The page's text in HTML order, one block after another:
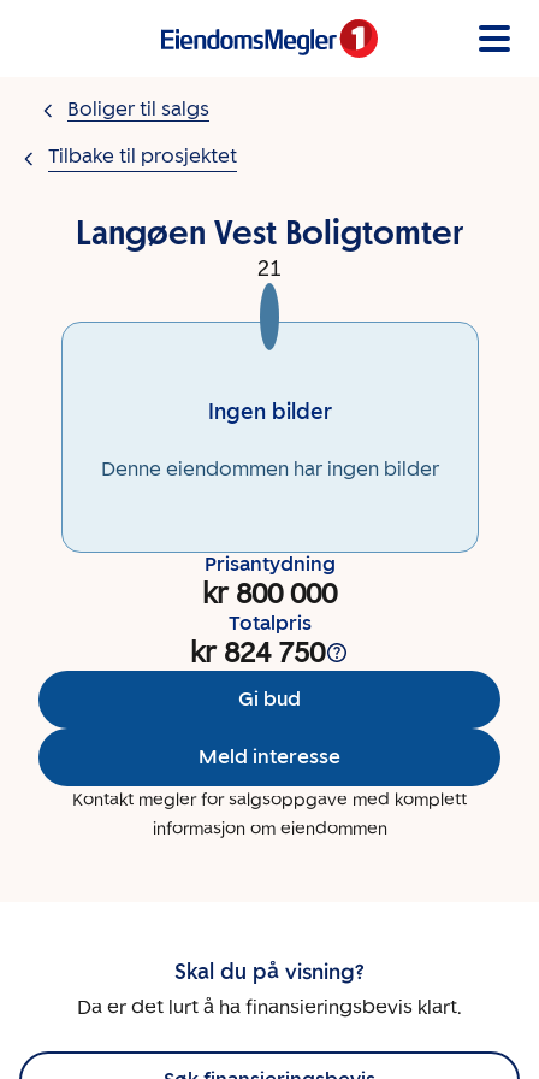
Boliger til salgs
Tilbake til prosjektet
Langøen Vest Boligtomter
21
Ingen bilder
Denne eiendommen har ingen bilder
Prisantydning
kr 800 000
Totalpris
kr 824 750
Gi bud
Meld interesse
Kontakt megler for salgsoppgave med komplett
informasjon om eiendommen
Skal du på visning?
Da er det lurt å ha finansieringsbevis klart.